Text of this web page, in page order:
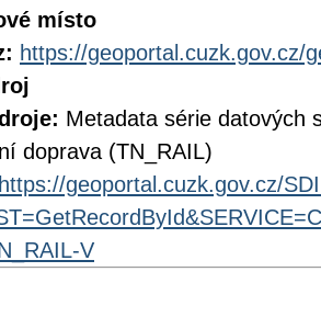
místo
https://geoportal.cuzk.gov.cz/
Metadata série datových
doprava (TN_RAIL)
https://geoportal.cuzk.gov.cz/
V